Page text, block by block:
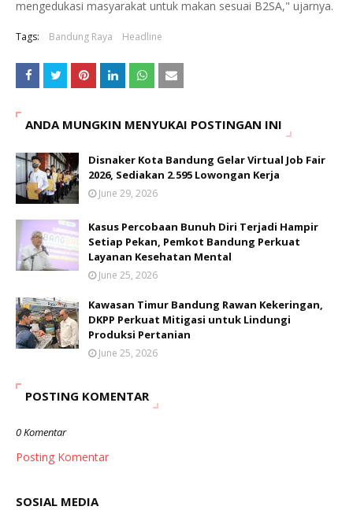
mengedukasi masyarakat untuk makan sesuai B2SA," ujarnya.
Tags: Bandung Raya Headline
ANDA MUNGKIN MENYUKAI POSTINGAN INI
Disnaker Kota Bandung Gelar Virtual Job Fair
2026, Sediakan 2.595 Lowongan Kerja
June 29, 2026
Kasus Percobaan Bunuh Diri Terjadi Hampir
Setiap Pekan, Pemkot Bandung Perkuat
Layanan Kesehatan Mental
June 25, 2026
Kawasan Timur Bandung Rawan Kekeringan,
DKPP Perkuat Mitigasi untuk Lindungi
Produksi Pertanian
June 25, 2026
POSTING KOMENTAR
0 Komentar
Posting Komentar
SOSIAL MEDIA